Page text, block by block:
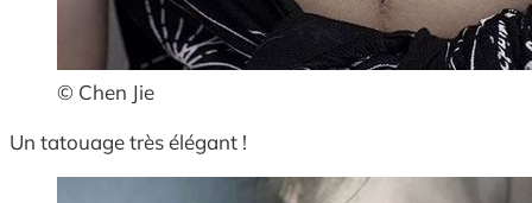
© Chen Jie
Un tatouage très élégant !